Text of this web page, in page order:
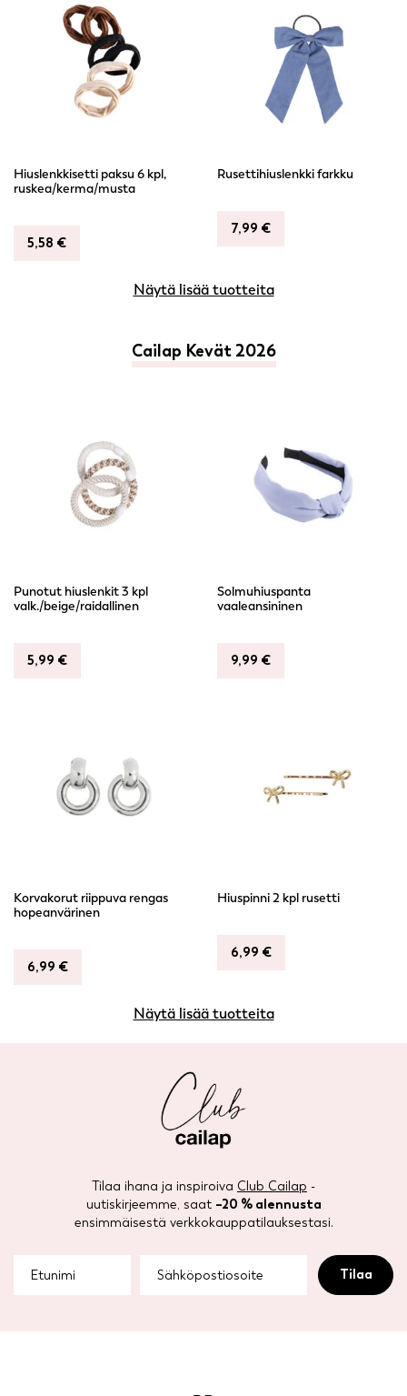
Hiuslenkkisetti paksu 6 kpl,
ruskea/kerma/musta
5,58 €
Rusettihiuslenkki farkku
7,99 €
Näytä lisää tuotteita
Cailap Kevät 2026
Punotut hiuslenkit 3 kpl
valk./beige/raidallinen
5,99 €
Solmuhiuspanta
vaaleansininen
9,99 €
Korvakorut riippuva rengas
hopeanvärinen
6,99 €
Hiuspinni 2 kpl rusetti
6,99 €
Näytä lisää tuotteita
Tilaa ihana ja inspiroiva Club Cailap -
uutiskirjeemme, saat –20 % alennusta
ensimmäisestä verkkokauppatilauksestasi.